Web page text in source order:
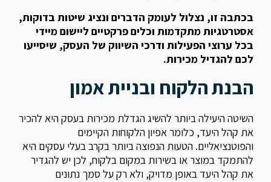
בכתבה זו, נצלול לעומק הדברים ונציג שיטות בדוקות,
אסטרטגיות מתקדמות וכלים פרקטיים ליישום מיידי
בכל ערוצי הפעילות ודרכי השיווק של העסק, שיסייעו
לכם להגדיל מכירות.
הבנת הלקוח ובניית אמון
השיטה היעילה ביותר להשיג הגדלת מכירות בעסק היא להכיר
את קהל היעד, כלומר אפיון הלקוחות הקיימים
והפוטנציאליים. הטעות הנפוצה ביותר בקרב בעלי עסקים היא
להתמקד במוצר או בשירות במקום בלקוח, לכן יש להגדיר
את קהל היעד באופן מדויק, ולא רק על סמך נתונים